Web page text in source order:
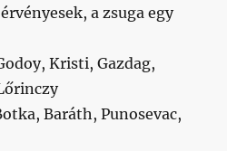
a zsuga egy
Kristi, Gazdag,
Baráth, Punosevac,